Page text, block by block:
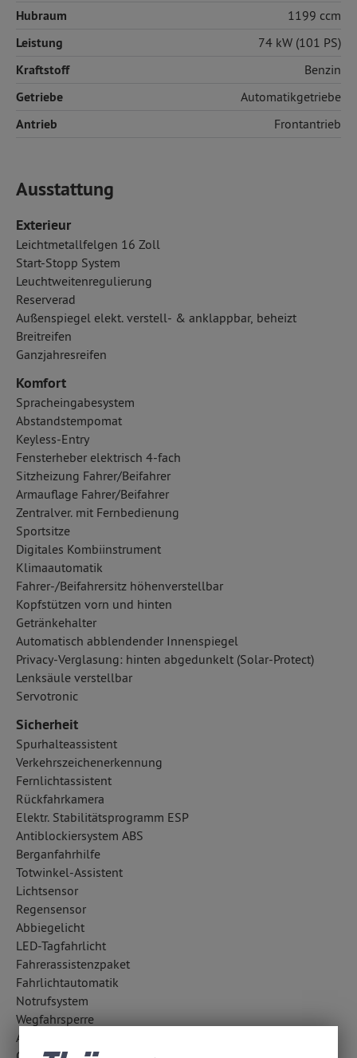
Hubraum 1199 ccm
Leistung 74 kW (101 PS)
Kraftstoff Benzin
Getriebe Automatikgetriebe
Antrieb Frontantrieb
Ausstattung
Exterieur
Leichtmetallfelgen 16 Zoll
Start-Stopp System
Leuchtweitenregulierung
Reserverad
Außenspiegel elekt. verstell- & anklappbar, beheizt
Breitreifen
Ganzjahresreifen
Komfort
Spracheingabesystem
Abstandstempomat
Keyless-Entry
Fensterheber elektrisch 4-fach
Sitzheizung Fahrer/Beifahrer
Armauflage Fahrer/Beifahrer
Zentralver. mit Fernbedienung
Sportsitze
Digitales Kombiinstrument
Klimaautomatik
Fahrer-/Beifahrersitz höhenverstellbar
Kopfstützen vorn und hinten
Getränkehalter
Automatisch abblendender Innenspiegel
Privacy-Verglasung: hinten abgedunkelt (Solar-Protect)
Lenksäule verstellbar
Servotronic
Sicherheit
Spurhalteassistent
Verkehrszeichenerkennung
Fernlichtassistent
Rückfahrkamera
Elektr. Stabilitätsprogramm ESP
Antiblockiersystem ABS
Berganfahrhilfe
Totwinkel-Assistent
Lichtsensor
Regensensor
Abbiegelicht
LED-Tagfahrlicht
Fahrerassistenzpaket
Fahrlichtautomatik
Notrufsystem
Wegfahrsperre
Außentemperatur Anzeige